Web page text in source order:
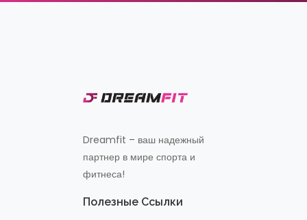
Dreamfit – ваш надежный
партнер в мире спорта и
фитнеса!
Полезные Ссылки